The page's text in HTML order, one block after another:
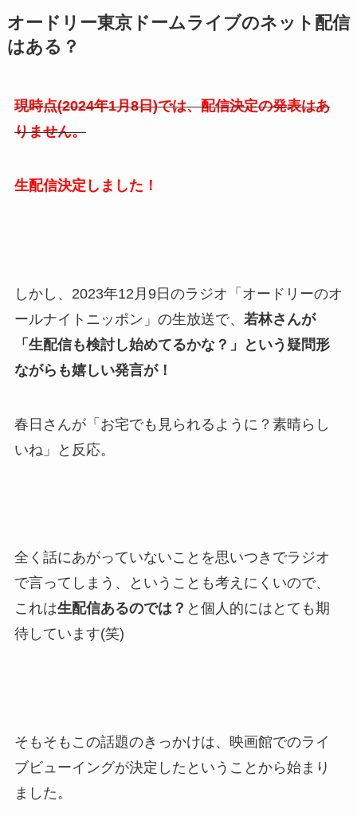
オードリー東京ドームライブのネット配信
はある？
現時点(2024年1月8日)では、配信決定の発表はあ
りません。
生配信決定しました！
しかし、2023年12月9日のラジオ「オードリーのオ
ールナイトニッポン」の生放送で、 若林さんが
「生配信も検討し始めてるかな？」という疑問形
ながらも嬉しい発言が！
春日さんが「お宅でも見られるように？素晴らし
いね」と反応。
全く話にあがっていないことを思いつきでラジオ
で言ってしまう、ということも考えにくいので、
これは生配信あるのでは？ と個人的にはとても期
待しています(笑)
そもそもこの話題のきっかけは、映画館でのライ
ブビューイングが決定したということから始まり
ました。